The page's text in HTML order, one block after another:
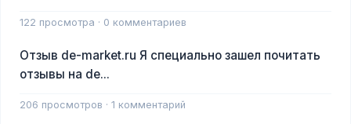
122 просмотра · 0 комментариев
Отзыв de-market.ru Я специально зашел почитать
отзывы на de...
206 просмотров · 1 комментарий